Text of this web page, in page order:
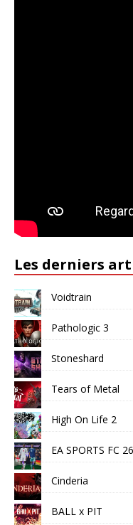
Les derniers
Voidtrain
Pathologic 3
Stoneshard
Tears of Metal
High On Life 2
EA SPORTS FC 26
Cinderia
BALL x PIT